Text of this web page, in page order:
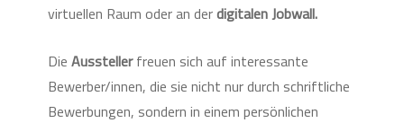
virtuellen Raum oder an derdigitalen Jobwall.
Die Ausstellerfreuen sich auf interessante
Bewerber/innen, die sie nicht nur durch schriftliche
Bewerbungen, sondern in einem persönlichen